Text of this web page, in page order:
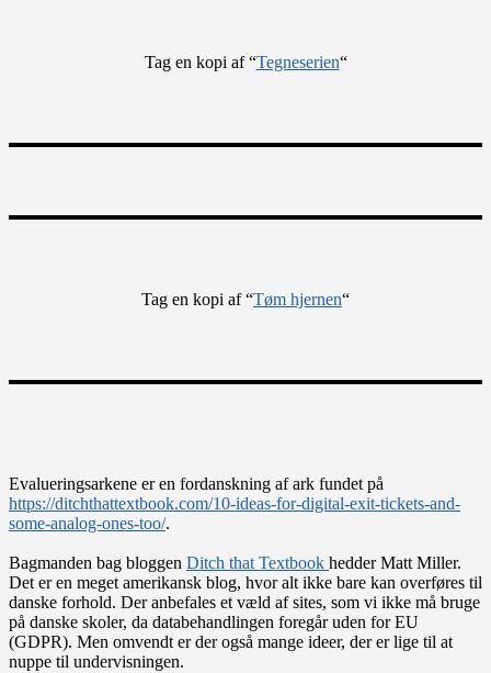
Tag en kopi af “Tegneserien“
Tag en kopi af “Tøm hjernen“
Evalueringsarkene er en fordanskning af ark fundet på
https://ditchthattextbook.com/10-ideas-for-digital-exit-tickets-and-
some-analog-ones-too/.
Bagmanden bag bloggen Ditch that Textbook hedder Matt Miller.
Det er en meget amerikansk blog, hvor alt ikke bare kan overføres til
danske forhold. Der anbefales et væld af sites, som vi ikke må bruge
på danske skoler, da databehandlingen foregår uden for EU
(GDPR). Men omvendt er der også mange ideer, der er lige til at
nuppe til undervisningen.